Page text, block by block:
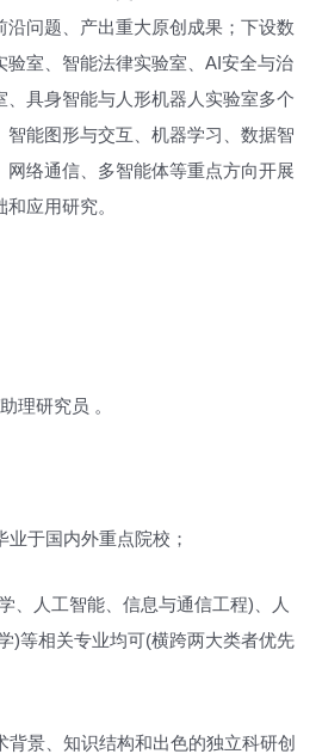
沿问题、产出重大原创成果；下设数
验室、智能法律实验室、AI安全与治
具身智能与人形机器人实验室多个
智能图形与交互、机器学习、数据智
络通信、多智能体等重点方向开展
应用研究。
理研究员 。
于国内外重点院校；
、人工智能、信息与通信工程)、人
)等相关专业均可(横跨两大类者优先
景、知识结构和出色的独立科研创